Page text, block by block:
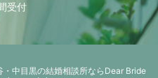
受付
・中目黒の結婚相談所ならDear Bride